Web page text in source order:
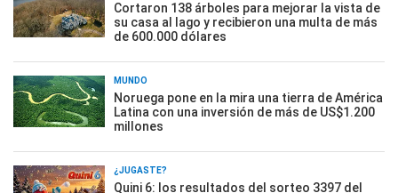
Cortaron 138 árboles para mejorar la vista de
su casa al lago y recibieron una multa de más
de 600.000 dólares
MUNDO
Noruega pone en la mira una tierra de América
Latina con una inversión de más de US$1.200
millones
¿JUGASTE?
Quini 6: los resultados del sorteo 3397 del